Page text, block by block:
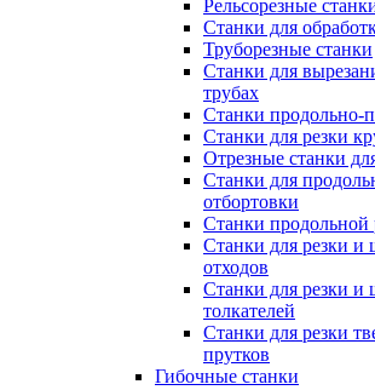
Рельсорезные
Станки для
Труборезные станки
Станки для
трубаx
Станки продольно-
Станки для резки
Отрезные станки
Станки для
отбортовки
Станки продольной
Станки для резки и
отходов
Станки для резки и
толкателей
Станки для резки
прутков
Гибочные станки